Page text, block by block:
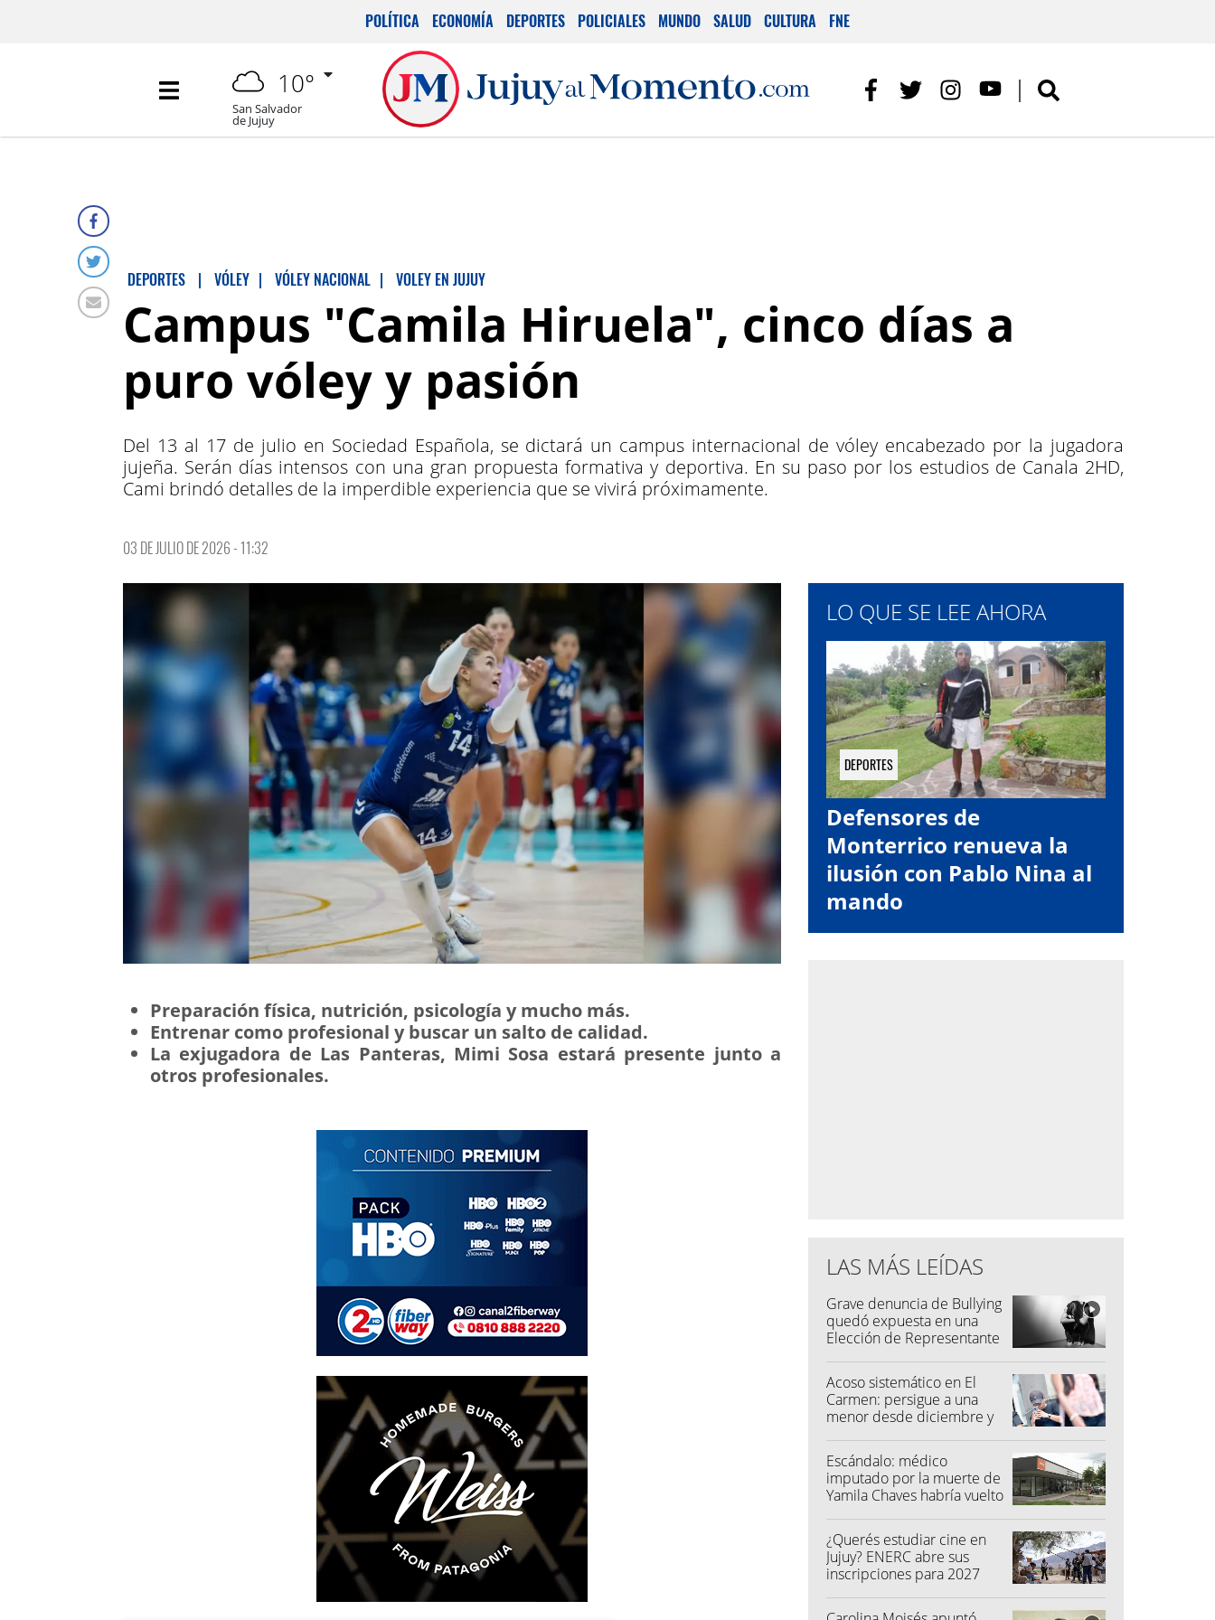
POLÍTICA ECONOMÍA DEPORTES POLICIALES MUNDO SALUD CULTURA FNE
10°
San Salvador
de Jujuy
DEPORTES | VÓLEY | VÓLEY NACIONAL | VOLEY EN JUJUY
Campus "Camila Hiruela", cinco días a
puro vóley y pasión
Del 13 al 17 de julio en Sociedad Española, se dictará un campus internacional de vóley encabezado por la jugadora
jujeña. Serán días intensos con una gran propuesta formativa y deportiva. En su paso por los estudios de Canala 2HD,
Cami brindó detalles de la imperdible experiencia que se vivirá próximamente.
03 DE JULIO DE 2026 - 11:32
Preparación física, nutrición, psicología y mucho más.
Entrenar como profesional y buscar un salto de calidad.
La exjugadora de Las Panteras, Mimi Sosa estará presente junto a
otros profesionales.
LO QUE SE LEE AHORA
DEPORTES
Defensores de
Monterrico renueva la
ilusión con Pablo Nina al
mando
LAS MÁS LEÍDAS
Grave denuncia de Bullying
quedó expuesta en una
Elección de Representante
Acoso sistemático en El
Carmen: persigue a una
menor desde diciembre y
Escándalo: médico
imputado por la muerte de
Yamila Chaves habría vuelto
¿Querés estudiar cine en
Jujuy? ENERC abre sus
inscripciones para 2027